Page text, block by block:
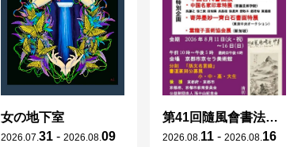
女の地下室
2026 07 31 - 2026 08 09
第41回隨風會書法篆刻展
2026 08 11 - 2026 08 16